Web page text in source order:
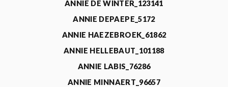
ANNIE DE WINTER_123141
ANNIE DEPAEPE_5172
ANNIE HAEZEBROEK_61862
ANNIE HELLEBAUT_101188
ANNIE LABIS_76286
ANNIE MINNAERT_96657